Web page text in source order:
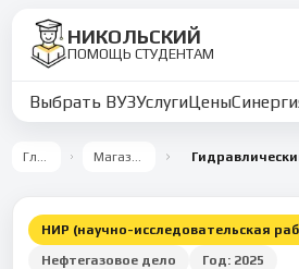
НИКОЛЬСКИЙ
ПОМОЩЬ СТУДЕНТАМ
Выбрать ВУЗУслугиЦены
Главная Магазин работ
НИР (научно-исследовательская
Нефтегазовое дело
Год: 2025